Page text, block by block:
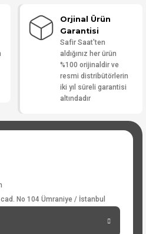
Orjinal Ürün
Garantisi
Safir Saat'ten
aldığınız her ürün
%100 orijinaldir ve
resmi distribütörlerin
iki yıl süreli garantisi
altındadır
No 104 Ümraniye / İstanbul